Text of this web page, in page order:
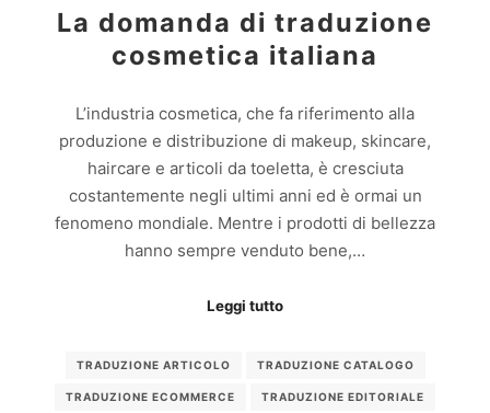
La domanda di traduzione
cosmetica italiana
L’industria cosmetica, che fa riferimento alla
produzione e distribuzione di makeup, skincare,
haircare e articoli da toeletta, è cresciuta
costantemente negli ultimi anni ed è ormai un
fenomeno mondiale. Mentre i prodotti di bellezza
hanno sempre venduto bene,…
Leggi tutto
TRADUZIONE ARTICOLO TRADUZIONE CATALOGO
TRADUZIONE ECOMMERCE TRADUZIONE EDITORIALE